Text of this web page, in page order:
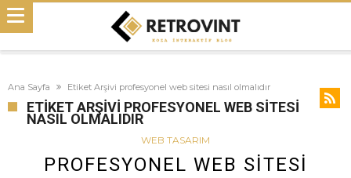
Ana Sayfa Etiket Arşivi profesyonel web sitesi nasıl olmalıdır
ETIKET ARŞIVI PROFESYONEL WEB SITESI
NASIL OLMALIDIR
WEB TASARIM
PROFESYONEL WEB SITESI